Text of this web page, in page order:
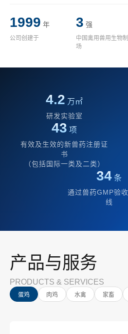
1999 年
公司创建于
3 强
中国禽用兽用生物
场
4.2 万㎡
研发实验室
43 项
有效及生效的新兽药注册证
书
（包括国际一类及二类）
34 条
通过兽药GMP验
线
产品与服务
PRODUCTS & SERVICES
蛋鸡 肉鸡 水禽 家畜